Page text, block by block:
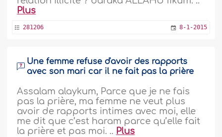
Plus
281206 8-1-2015
Une femme refuse d'avoir des rapports
avec son mari car il ne fait pas la prière
Assalam alaykum, Parce que je ne fais
pas la prière, ma femme ne veut plus
avoir de rapports intimes avec moi, elle
me dit que c’est haram parce qu’elle fait
la prière et pas moi. .. Plus